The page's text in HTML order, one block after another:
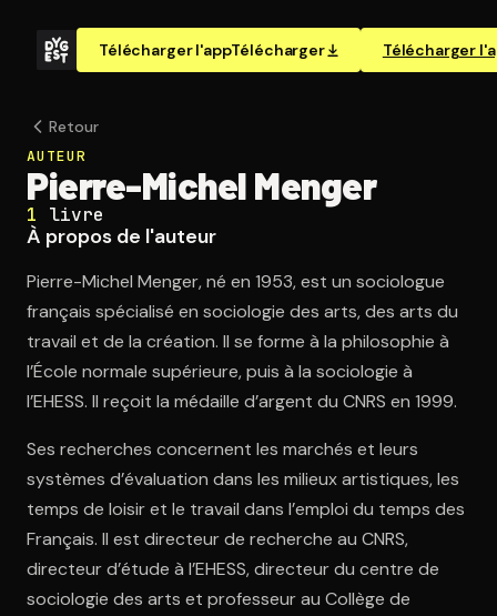
Télécharger l'appTélécharger Télécharger
Ouvre l'app Appareil photo, pointe sur le code. C'est gratuit à
Retour
AUTEUR
Pierre-Michel Menger
1 livre
À propos de l'auteur
Pierre-Michel Menger, né en 1953, est un sociologue
français spécialisé en sociologie des arts, des arts du
travail et de la création. Il se forme à la philosophie à
l’École normale supérieure, puis à la sociologie à
l’EHESS. Il reçoit la médaille d’argent du CNRS en 1999.
Ses recherches concernent les marchés et leurs
systèmes d’évaluation dans les milieux artistiques, les
temps de loisir et le travail dans l’emploi du temps des
Français. Il est directeur de recherche au CNRS,
directeur d’étude à l’EHESS, directeur du centre de
sociologie des arts et professeur au Collège de